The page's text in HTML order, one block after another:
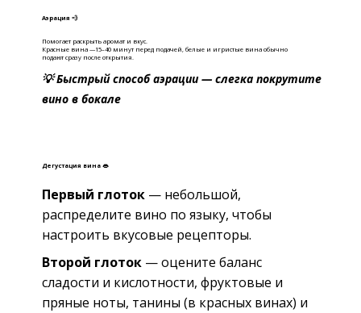
Аэрация 💨
Помогает раскрыть аромат и вкус.
Красные вина —15–40 минут перед подачей, белые и игристые вина обычно
подают сразу после открытия.
💡 Быстрый способ аэрации — слегка покрутите
вино в бокале
Дегустация вина 👄
Первый глоток— небольшой,
распределите вино по языку, чтобы
настроить вкусовые рецепторы.
Второй глоток— оцените баланс
сладости и кислотности, фруктовые и
пряные ноты, танины (в красных винах) и